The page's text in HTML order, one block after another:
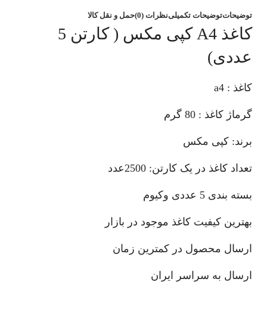
توضیحاتتوضیحات تکمیلینظرات (0) حمل و نقل کالا
کاغذ A4 کپی مکس ( کارتن 5
عددی)
کاغذ : a4
گرماژ کاغذ : 80 گرم
برند: کپی مکس
تعداد کاغذ در یک کارتن: 2500عدد
بسته بندی 5 عددی وکیوم
بهترین کیفیت کاغذ موجود در بازار
ارسال محصول در کمترین زمان
ارسال به سراسر ایران